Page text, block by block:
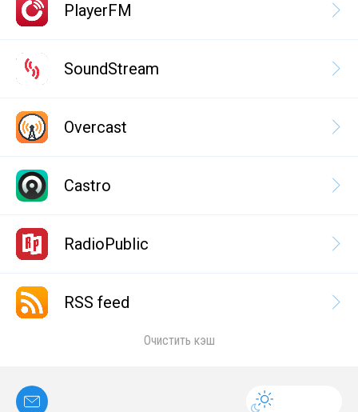
PlayerFM
SoundStream
Overcast
Castro
RadioPublic
RSS feed
Очистить кэш